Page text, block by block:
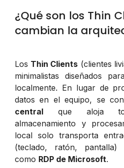
¿Qué son los Thin
cambian la
Los Thin Clients (clientes
minimalistas diseñados
localmente. En lugar de
datos en el equipo, se
central que aloja
almacenamiento y
local solo transporta
(teclado, ratón, pantalla)
como RDP de Microsoft.